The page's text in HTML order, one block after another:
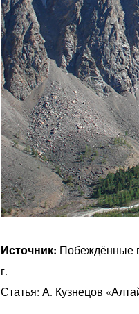
Источник: Побеждённые
г.
Статья: А. Кузнецов